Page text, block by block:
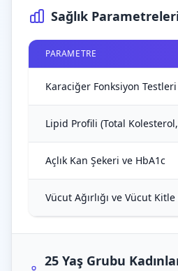
Sağlık
PARAMETRE
Karaciğer Fonksiyon Testleri
Lipid Profili (Total
Açlık Kan Şekeri ve HbA1c
Vücut Ağırlığı ve Vücut
25 Yaş Grubu